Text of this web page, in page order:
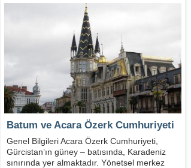
Batum ve Acara Özerk Cumhuriyeti
Genel Bilgileri Acara Özerk Cumhuriyeti,
Gürcistan’ın güney – batısında, Karadeniz
sınırında yer almaktadır. Yönetsel merkez